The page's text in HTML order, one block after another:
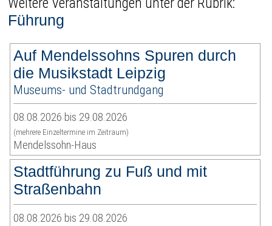
Weitere Veranstaltungen unter der Rubrik:
Führung
Auf Mendelssohns Spuren durch
die Musikstadt Leipzig
Museums- und Stadtrundgang
08.08.2026 bis 29.08.2026
(mehrere Einzeltermine im Zeitraum)
Mendelssohn-Haus
Stadtführung zu Fuß und mit
Straßenbahn
08.08.2026 bis 29.08.2026